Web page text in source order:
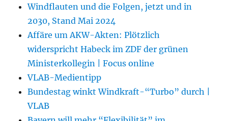
Windflauten und die Folgen, jetzt und in
2030, Stand Mai 2024
Affäre um AKW-Akten: Plötzlich
widerspricht Habeck im ZDF der grünen
Ministerkollegin | Focus online
VLAB-Medientipp
Bundestag winkt Windkraft-“Turbo” durch |
VLAB